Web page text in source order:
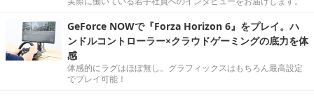
GeForce NOWで『Forza Horizon 6』をプレイ。ハ
ンドルコントローラー×クラウドゲーミングの底力を体
感
体感的にラグはほぼ無し。グラフィックスはもちろん最高設定
でプレイ可能！